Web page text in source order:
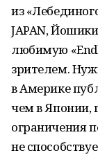
из
JAPAN,
любимую
зрителем.
в Америке
чем в Японии,
ограничения
не